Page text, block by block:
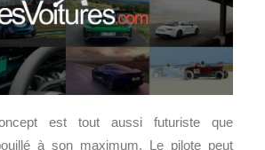
est tout aussi futuriste que
à son maximum. Le pilote peut